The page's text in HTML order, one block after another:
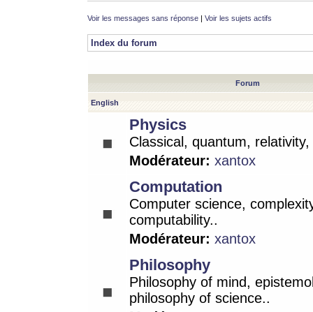
Voir les messages sans réponse | Voir les sujets actifs
Index du forum
Forum
English
Physics
Classical, quantum,
Modérateur: xantox
Computation
Computer science,
computability..
Modérateur: xantox
Philosophy
Philosophy of mind,
philosophy of science..